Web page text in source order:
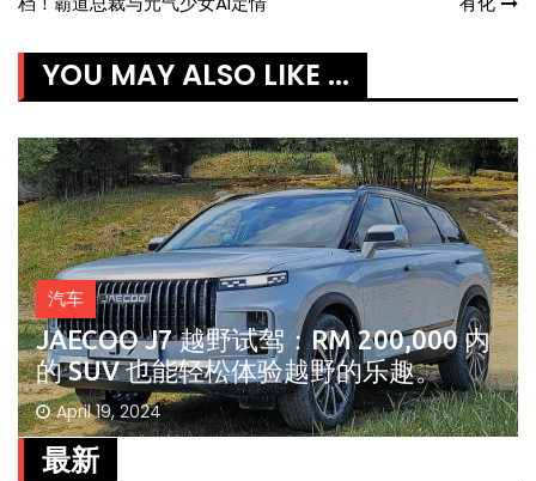
navigation
YOU MAY ALSO LIKE ...
汽车
JAECOO J7 越野试驾：RM 200,000 内
的 SUV 也能轻松体验越野的乐趣。
April 19, 2024
最新